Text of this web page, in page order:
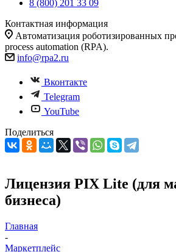
8 (800) 201 33 09
Контактная информация
Автоматизация роботизированных
process automation (RPA).
info@rpa2.ru
Вконтакте
Telegram
YouTube
Поделиться
Лицензия PIX Lite (для
бизнеса)
Главная
-
Маркетплейс